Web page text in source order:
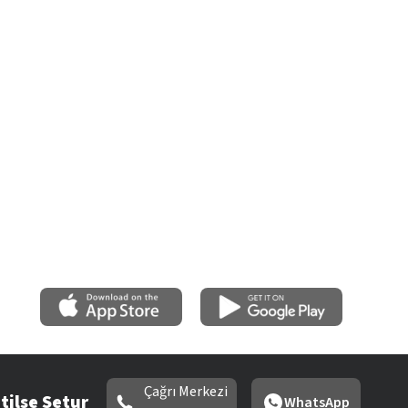
Setur
Çağrı Merkezi
WhatsApp